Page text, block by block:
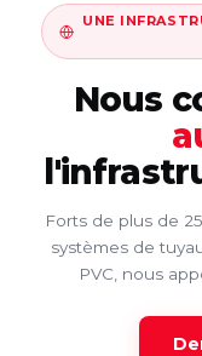
UNE
Nous
Forts de plus de
systèmes de
PVC, nous